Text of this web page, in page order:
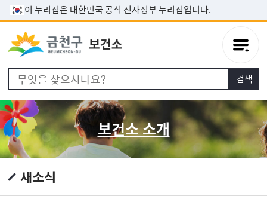
본문 바로가기
이 누리집은 대한민국 공식 전자정부 누리집입니다.
보건소 소개
새소식